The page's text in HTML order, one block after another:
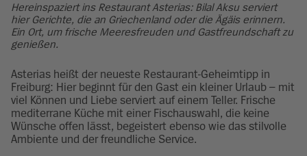
Hereinspaziert ins Restaurant Asterias: Bilal Aksu serviert
hier Gerichte, die an Griechenland oder die Ägäis erinnern.
Ein Ort, um frische Meeresfreuden und Gastfreundschaft zu
genießen.
Asterias heißt der neueste Restaurant-Geheimtipp in
Freiburg: Hier beginnt für den Gast ein kleiner Urlaub – mit
viel Können und Liebe serviert auf einem Teller. Frische
mediterrane Küche mit einer Fischauswahl, die keine
Wünsche offen lässt, begeistert ebenso wie das stilvolle
Ambiente und der freundliche Service.